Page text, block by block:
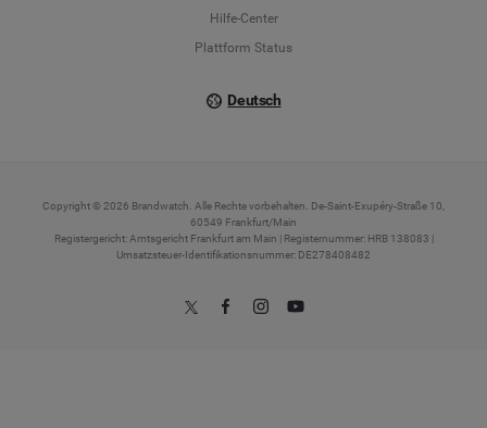
Hilfe-Center
Plattform Status
Deutsch
Copyright © 2026 Brandwatch. Alle Rechte vorbehalten. De-Saint-Exupéry-Straße 10,
60549 Frankfurt/Main
Registergericht: Amtsgericht Frankfurt am Main | Registernummer: HRB 138083 |
Umsatzsteuer-Identifikationsnummer: DE278408482